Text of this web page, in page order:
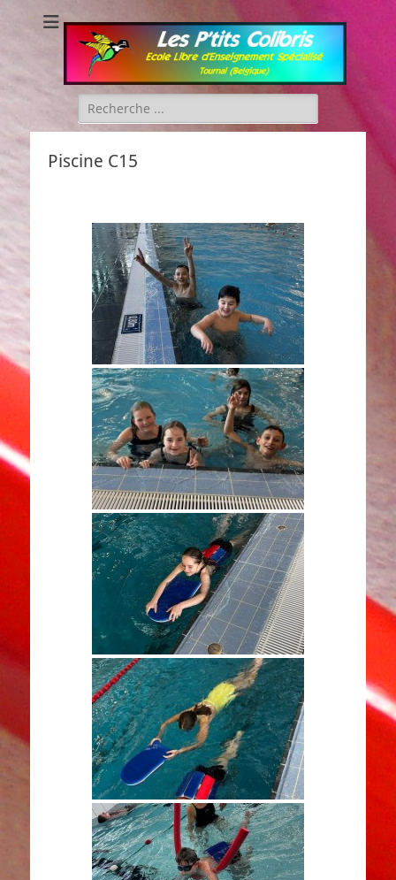
Les P'tits Colibris
Rechercher :
Piscine C15